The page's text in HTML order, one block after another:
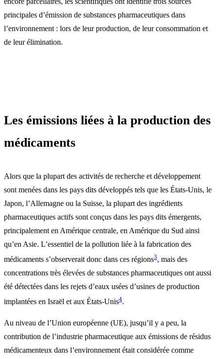
principales d’émission de substances pharmaceutiques dans
l’environnement : lors de leur production, de leur consommation et
de leur élimination.
Les émissions liées à la production des
médicaments
Alors que la plupart des activités de recherche et développement
sont menées dans les pays dits développés tels que les États-Unis, le
Japon, l’Allemagne ou la Suisse, la plupart des ingrédients
pharmaceutiques actifs sont conçus dans les pays dits émergents,
principalement en Amérique centrale, en Amérique du Sud ainsi
qu’en Asie. L’essentiel de la pollution liée à la fabrication des
médicaments s’observerait donc dans ces régions3, mais des
concentrations très élevées de substances pharmaceutiques ont aussi
été détectées dans les rejets d’eaux usées d’usines de production
implantées en Israël et aux États-Unis4.
Au niveau de l’Union européenne (UE), jusqu’il y a peu, la
contribution de l’industrie pharmaceutique aux émissions de résidus
médicamenteux dans l’environnement était considérée comme